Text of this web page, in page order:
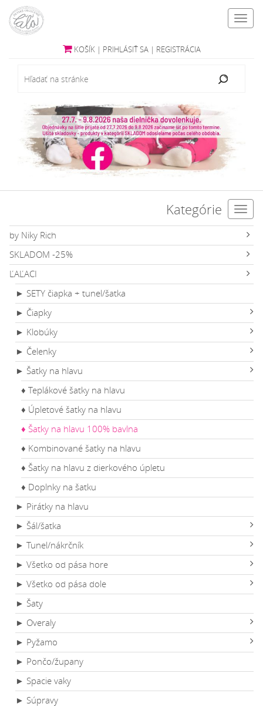
KOŠÍK | PRIHLÁSIŤ SA | REGISTRÁCIA
Kategórie
by Niky Rich
SKLADOM -25%
ĽAĽACI
► SETY čiapka + tunel/šatka
► Čiapky
► Klobúky
► Čelenky
► Šatky na hlavu
♦ Teplákové šatky na hlavu
♦ Úpletové šatky na hlavu
♦ Šatky na hlavu 100% bavlna
♦ Kombinované šatky na hlavu
♦ Šatky na hlavu z dierkového úpletu
♦ Doplnky na šatku
► Pirátky na hlavu
► Šál/šatka
► Tunel/nákrčník
► Všetko od pása hore
► Všetko od pása dole
► Šaty
► Overaly
► Pyžamo
► Pončo/župany
► Spacie vaky
► Súpravy